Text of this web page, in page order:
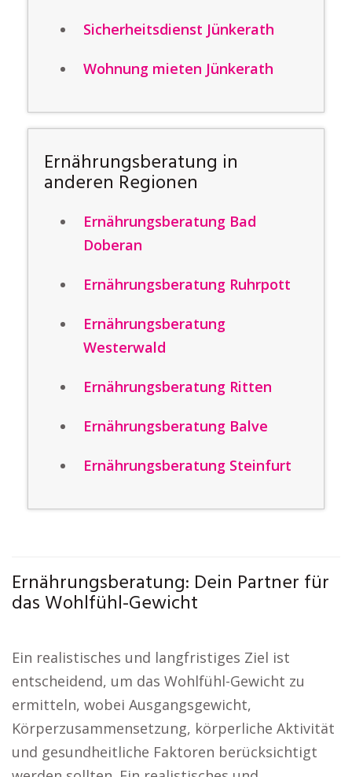
Sicherheitsdienst Jünkerath
Wohnung mieten Jünkerath
Ernährungsberatung in
anderen Regionen
Ernährungsberatung Bad
Doberan
Ernährungsberatung Ruhrpott
Ernährungsberatung
Westerwald
Ernährungsberatung Ritten
Ernährungsberatung Balve
Ernährungsberatung Steinfurt
Ernährungsberatung: Dein Partner für
das Wohlfühl-Gewicht
Ein realistisches und langfristiges Ziel ist
entscheidend, um das Wohlfühl-Gewicht zu
ermitteln, wobei Ausgangsgewicht,
Körperzusammensetzung, körperliche Aktivität
und gesundheitliche Faktoren berücksichtigt